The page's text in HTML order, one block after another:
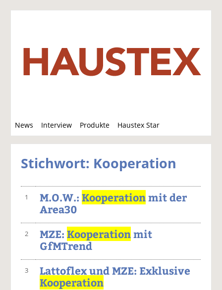
News Interview Produkte Haustex Star
u
c
Stichwort: Kooperation
1 M.O.W.:Kooperationmit der
Area30
2 MZE:Kooperationmit
GfMTrend
3
Lattoflex und MZE: Exklusive
Kooperation